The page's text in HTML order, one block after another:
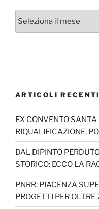
ARTICOLI RECENTI
EX CONVENTO
RIQUALIFICAZIONE,
DAL DIPINTO
STORICO: ECCO LA
PNRR: PIACENZA
PROGETTI PER